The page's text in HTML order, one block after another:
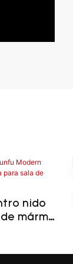
nido
mármol